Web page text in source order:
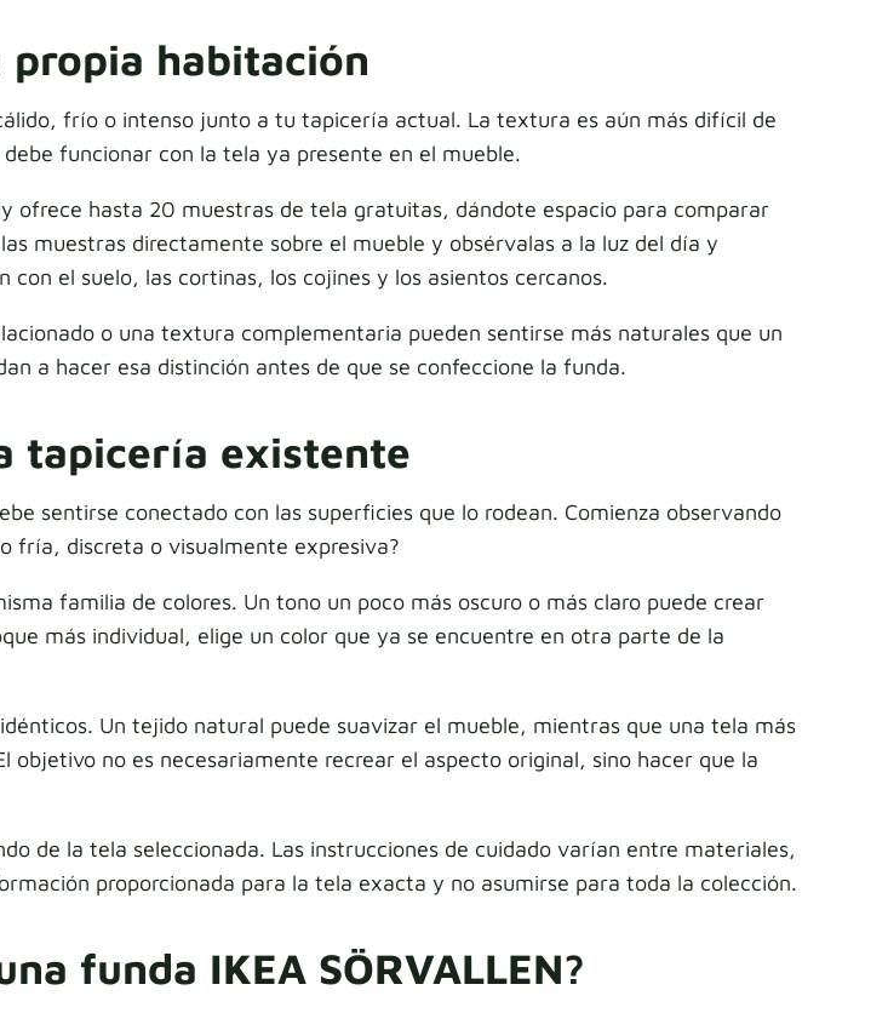
propia habitación
frío o intenso junto a tu tapicería actual. La textura es aún más difícil de
funcionar con la tela ya presente en el mueble.
ofrece hasta 20 muestras de tela gratuitas, dándote espacio para comparar
muestras directamente sobre el mueble y obsérvalas a la luz del día y
el suelo, las cortinas, los cojines y los asientos cercanos.
o una textura complementaria pueden sentirse más naturales que un
a hacer esa distinción antes de que se confeccione la funda.
tapicería existente
sentirse conectado con las superficies que lo rodean. Comienza observando
fría, discreta o visualmente expresiva?
familia de colores. Un tono un poco más oscuro o más claro puede crear
más individual, elige un color que ya se encuentre en otra parte de la
Un tejido natural puede suavizar el mueble, mientras que una tela más
no es necesariamente recrear el aspecto original, sino hacer que la
de la tela seleccionada. Las instrucciones de cuidado varían entre materiales,
proporcionada para la tela exacta y no asumirse para toda la colección.
funda IKEA SÖRVALLEN?